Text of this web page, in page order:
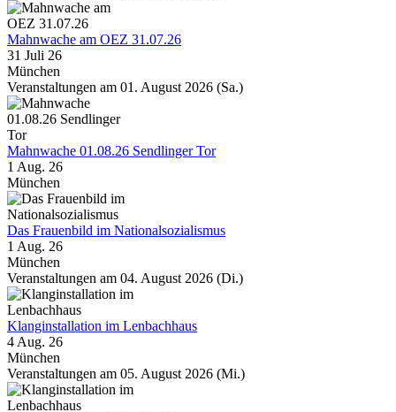
Mahnwache am OEZ 31.07.26
31 Juli 26
München
Veranstaltungen am 01. August 2026 (Sa.)
Mahnwache 01.08.26 Sendlinger Tor
1 Aug. 26
München
Das Frauenbild im Nationalsozialismus
1 Aug. 26
München
Veranstaltungen am 04. August 2026 (Di.)
Klanginstallation im Lenbachhaus
4 Aug. 26
München
Veranstaltungen am 05. August 2026 (Mi.)